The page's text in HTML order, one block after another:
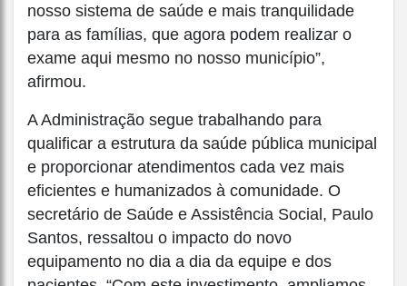
nosso sistema de saúde e mais tranquilidade
para as famílias, que agora podem realizar o
exame aqui mesmo no nosso município”,
afirmou.
A Administração segue trabalhando para
qualificar a estrutura da saúde pública municipal
e proporcionar atendimentos cada vez mais
eficientes e humanizados à comunidade. O
secretário de Saúde e Assistência Social, Paulo
Santos, ressaltou o impacto do novo
equipamento no dia a dia da equipe e dos